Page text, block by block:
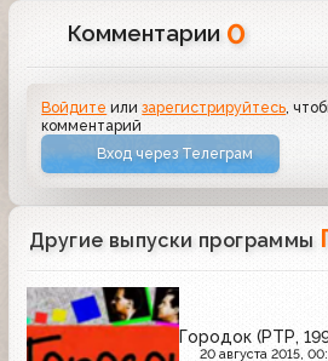
Комментарии 0
Войдите илизарегистрируйтесь ,
комментарий
Вход через Телеграм
Другие выпуски программы
Городок (РТР,
20 августа 2015,